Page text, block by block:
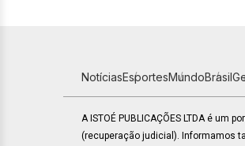
NotíciasEsportesMundoBrasil
A ISTOÉ PUBLICAÇÕES LTDA é um
(recuperação judicial). Informamos